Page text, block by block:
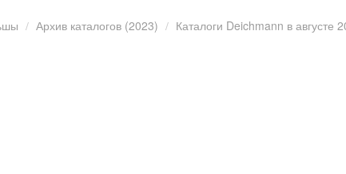
Архив каталогов (2023) Каталоги Deichmann в августе